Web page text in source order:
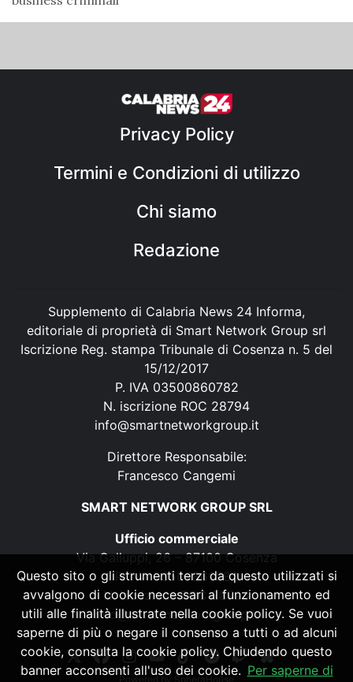
Privacy Policy
Termini e Condizioni di utilizzo
Chi siamo
Redazione
Supplemento di Calabria News 24 Informa,
editoriale di proprietà di Smart Network Group srl
Iscrizione Reg. stampa Tribunale di Cosenza n. 5 del
15/12/2017
P. IVA 03500860782
N. iscrizione ROC 28794
info@smartnetworkgroup.it
Direttore Responsabile:
Francesco Cangemi
SMART NETWORK GROUP SRL
Ufficio commerciale
Via Galluppi, 26 – 87100 Cosenza
P. IVA 03500860782
N. iscrizione ROC 28794
info@smartnetworkgroup.it
Powered by SpheraHouse
Questo sito o gli strumenti terzi da questo utilizzati si
avvalgono di cookie necessari al funzionamento ed
utili alle finalità illustrate nella cookie policy. Se vuoi
saperne di più o negare il consenso a tutti o ad alcuni
cookie, consulta la cookie policy. Chiudendo questo
banner acconsenti all'uso dei cookie. Per saperne di